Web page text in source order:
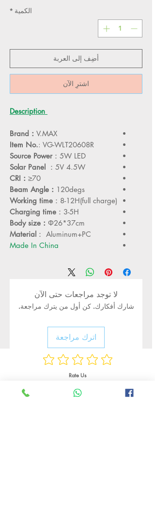
الكمية *
أضِف إلى العربة
اشترِ الآن
Brand： V.MAX
Item No.: VG-WLT20608R
Source Power：5W LED
Solar Panel ：5V 4.5W
CRI： ≥70
Beam Angle： 120degs
Working time ：8-12H(full charge)
Charging time ：3-5H
Body size： Φ26*37cm
Material ： Aluminum+PC
Made In China
لا توجد مراجعات حتى الآن
شارك أفكارك. كن أول من يترك مراجعة.
اترك مراجعة
Rate Us
منتجات ذات صلة